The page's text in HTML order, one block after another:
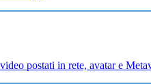
postati in rete, avatar e